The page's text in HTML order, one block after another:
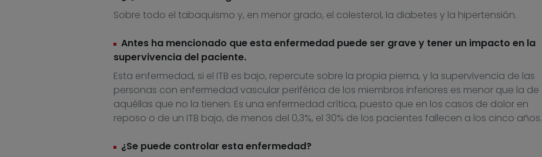
Sobre todo el tabaquismo y, en menor grado, el colesterol, la diabetes y la hipertensión.
Antes ha mencionado que esta enfermedad puede ser grave y tener un impacto en la
supervivencia del paciente.
Esta enfermedad, si el ITB es bajo, repercute sobre la propia pierna, y la supervivencia de las
personas con enfermedad vascular periférica de los miembros inferiores es menor que la de
aquéllas que no la tienen. Es una enfermedad crítica, puesto que en los casos de dolor en
reposo o de un ITB bajo, de menos del 0,3%, el 30% de los pacientes fallecen a los cinco años.
¿Se puede controlar esta enfermedad?